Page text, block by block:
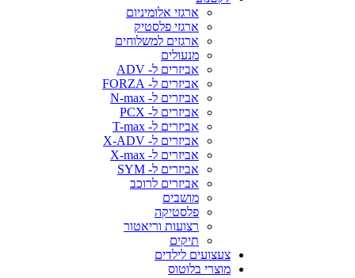
ארגזי אלומיניום
ארגזי פלסטיק
ארגזים למשלוחים
מנעולים
אביזרים ל- ADV
אביזרים ל- FORZA
אביזרים ל- N-max
אביזרים ל- PCX
אביזרים ל- T-max
אביזרים ל- X-ADV
אביזרים ל- X-max
אביזרים ל- SYM
אביזרים לרוכב
מושבים
פלסטיקה
רצועות וריאטור
תיקים
צעצועים לילדים
מוצרי בלוטוס